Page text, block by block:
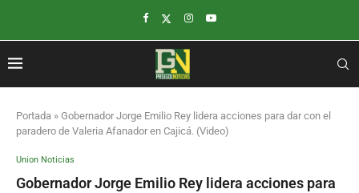
Portada » Gobernador Jorge Emilio Rey lidera acciones para dar con el
paradero de Valeria Afanador en Cajicá. (Video)
Union Noticias
Gobernador Jorge Emilio Rey lidera acciones para